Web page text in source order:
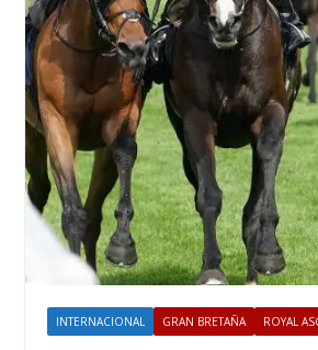
INTERNACIONAL GRAN BRETAÑA ROYAL